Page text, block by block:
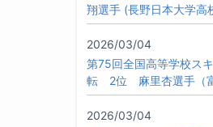
翔選手 (長野日本大学高
2026/03/04
第75回全国高等学校ス
転 2位 麻里杏選手（富
2026/03/04